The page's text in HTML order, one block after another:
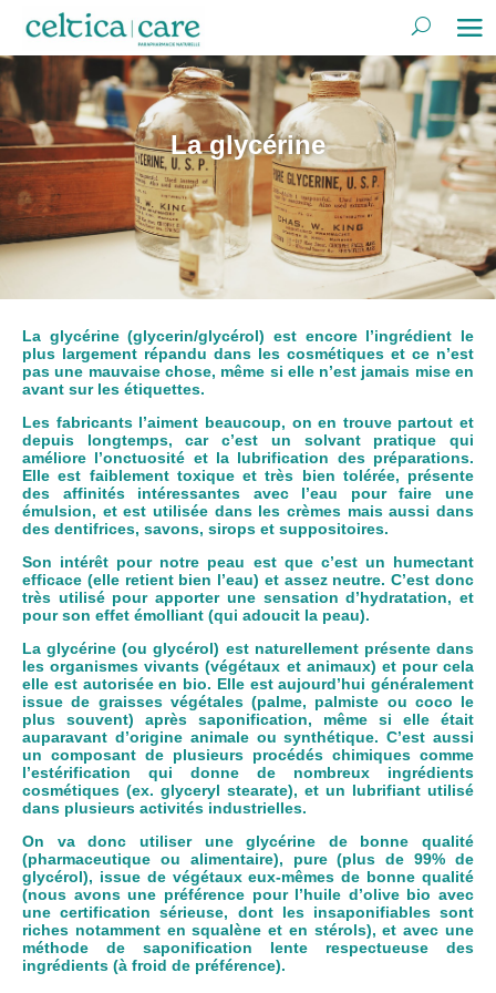
La glycérine
La glycérine (glycerin/glycérol) est encore l’ingrédient le
plus largement répandu dans les cosmétiques et ce n’est
pas une mauvaise chose, même si elle n’est jamais mise en
avant sur les étiquettes.
Les fabricants l’aiment beaucoup, on en trouve partout et
depuis longtemps, car c’est un solvant pratique qui
améliore l’onctuosité et la lubrification des préparations.
Elle est faiblement toxique et très bien tolérée, présente
des affinités intéressantes avec l’eau pour faire une
émulsion, et est utilisée dans les crèmes mais aussi dans
des dentifrices, savons, sirops et suppositoires.
Son intérêt pour notre peau est que c’est un humectant
efficace (elle retient bien l’eau) et assez neutre. C’est donc
très utilisé pour apporter une sensation d’hydratation, et
pour son effet émolliant (qui adoucit la peau).
La glycérine (ou glycérol) est naturellement présente dans
les organismes vivants (végétaux et animaux) et pour cela
elle est autorisée en bio. Elle est aujourd’hui généralement
issue de graisses végétales (palme, palmiste ou coco le
plus souvent) après saponification, même si elle était
auparavant d’origine animale ou synthétique. C’est aussi
un composant de plusieurs procédés chimiques comme
l’estérification qui donne de nombreux ingrédients
cosmétiques (ex. glyceryl stearate), et un lubrifiant utilisé
dans plusieurs activités industrielles.
On va donc utiliser une glycérine de bonne qualité
(pharmaceutique ou alimentaire), pure (plus de 99% de
glycérol), issue de végétaux eux-mêmes de bonne qualité
(nous avons une préférence pour l’huile d’olive bio avec
une certification sérieuse, dont les insaponifiables sont
riches notamment en squalène et en stérols), et avec une
méthode de saponification lente respectueuse des
ingrédients (à froid de préférence).